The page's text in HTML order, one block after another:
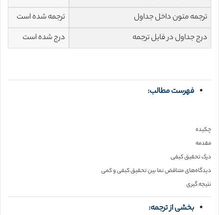
ترجمه متون داخل جداول
ترجمه شده است
درج جداول در فایل ترجمه
درج شده است
فهرست مطالب:
چکیده
مقدمه
درک تحقیق کیفی
دیدگاه‌های متناقض نما بین تحقیق کیفی و کمی
نتیجه گیری
بخشی از ترجمه: